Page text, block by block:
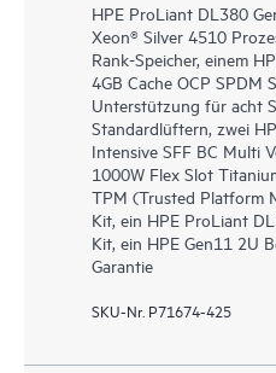
HPE ProLiant DL380
Xeon® Silver 4510
Rank-Speicher, einem
4GB Cache OCP SPDM
Unterstützung für acht
Standardlüftern, zwei
Intensive SFF BC Multi
1000W Flex Slot
TPM (Trusted Platform
Kit, ein HPE ProLiant
Kit, ein HPE Gen11 2U
Garantie
SKU-Nr. P71674-425